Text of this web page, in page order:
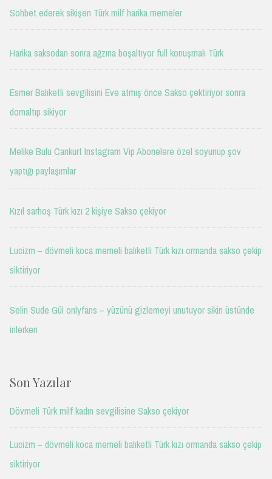
Sohbet ederek sikişen Türk milf harika memeler
Harika saksodan sonra ağzına boşaltıyor full konuşmalı Türk
Esmer Balıketli sevgilisini Eve atmış önce Sakso çektiriyor sonra
domaltıp sikiyor
Melike Bulu Cankurt Instagram Vip Abonelere özel soyunup şov
yaptığı paylaşımlar
Kızıl sarhoş Türk kızı 2 kişiye Sakso çekiyor
Lucizm – dövmeli koca memeli balıketli Türk kızı ormanda sakso çekip
siktiriyor
Selin Sude Gül onlyfans – yüzünü gizlemeyi unutuyor sikin üstünde
inlerken
Son Yazılar
Dövmeli Türk milf kadın sevgilisine Sakso çekiyor
Lucizm – dövmeli koca memeli balıketli Türk kızı ormanda sakso çekip
siktiriyor